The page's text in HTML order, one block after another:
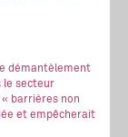
démantèlement
le secteur
barrières non
et empêcherait